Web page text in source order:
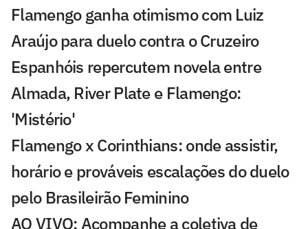
Flamengo ganha otimismo com Luiz
Araújo para duelo contra o Cruzeiro
Espanhóis repercutem novela entre
Almada, River Plate e Flamengo:
'Mistério'
Flamengo x Corinthians: onde assistir,
horário e prováveis escalações do duelo
pelo Brasileirão Feminino
AO VIVO: Acompanhe a coletiva de